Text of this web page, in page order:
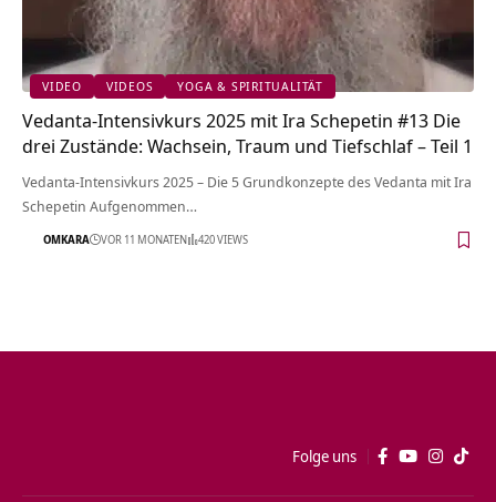
VIDEO VIDEOS YOGA & SPIRITUALITÄT
Vedanta-Intensivkurs 2025 mit Ira Schepetin #13 Die
drei Zustände: Wachsein, Traum und Tiefschlaf – Teil 1
Vedanta-Intensivkurs 2025 – Die 5 Grundkonzepte des Vedanta mit Ira
Schepetin Aufgenommen…
OMKARA VOR 11 MONATEN 420 VIEWS
Folge uns